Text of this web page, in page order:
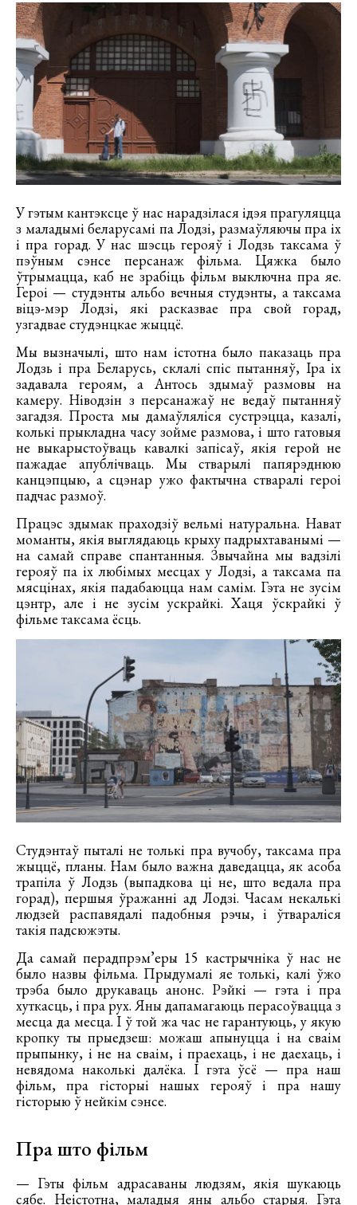
У гэтым кантэксце ў нас нарадзілася ідэя прагуляцца
з маладымі беларусамі па Лодзі, размаўляючы пра іх
і пра горад. У нас шэсць герояў і Лодзь таксама ў
пэўным сэнсе персанаж фільма. Цяжка было
ўтрымацца, каб не зрабіць фільм выключна пра яе.
Героі — студэнты альбо вечныя студэнты, а таксама
віцэ-мэр Лодзі, які расказвае пра свой горад,
узгадвае студэнцкае жыццё.
Мы вызначылі, што нам істотна было паказаць пра
Лодзь і пра Беларусь, склалі спіс пытанняў, Іра іх
задавала героям, а Антось здымаў размовы на
камеру. Ніводзін з персанажаў не ведаў пытанняў
загадзя. Проста мы дамаўляліся сустрэцца, казалі,
колькі прыкладна часу зойме размова, і што гатовыя
не выкарыстоўваць кавалкі запісаў, якія герой не
пажадае апублічваць. Мы стварылі папярэднюю
канцэпцыю, а сцэнар ужо фактычна стваралі героі
падчас размоў.
Працэс здымак праходзіў вельмі натуральна. Нават
моманты, якія выглядаюць крыху падрыхтаванымі —
на самай справе спантанныя. Звычайна мы вадзілі
герояў па іх любімых месцах у Лодзі, а таксама па
мясцінах, якія падабаюцца нам самім. Гэта не зусім
цэнтр, але і не зусім ускрайкі. Хаця ўскрайкі ў
фільме таксама ёсць.
Студэнтаў пыталі не толькі пра вучобу, таксама пра
жыццё, планы. Нам было важна даведацца, як асоба
трапіла ў Лодзь (выпадкова ці не, што ведала пра
горад), першыя ўражанні ад Лодзі. Часам некалькі
людзей распавядалі падобныя рэчы, і ўтвараліся
такія падсюжэты.
Да самай перадпрэм’еры 15 кастрычніка ў нас не
было назвы фільма. Прыдумалі яе толькі, калі ўжо
трэба было друкаваць анонс. Рэйкі — гэта і пра
хуткасць, і пра рух. Яны дапамагаюць перасоўвацца з
месца да месца. І ў той жа час не гарантуюць, у якую
кропку ты прыедзеш: можаш апынуцца і на сваім
прыпынку, і не на сваім, і праехаць, і не даехаць, і
невядома наколькі далёка. І гэта ўсё — пра наш
фільм, пра гісторыі нашых герояў і пра нашу
гісторыю ў нейкім сэнсе.
Пра што фільм
— Гэты фільм адрасаваны людзям, якія шукаюць
сябе. Неістотна, маладыя яны альбо старыя. Гэта